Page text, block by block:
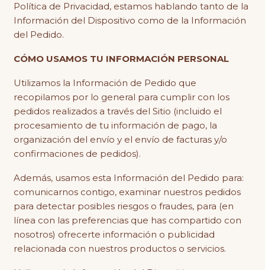
Política de Privacidad, estamos hablando tanto de la
Información del Dispositivo como de la Información
del Pedido.
CÓMO USAMOS TU INFORMACIÓN PERSONAL
Utilizamos la Información de Pedido que
recopilamos por lo general para cumplir con los
pedidos realizados a través del Sitio (incluido el
procesamiento de tu información de pago, la
organización del envío y el envío de facturas y/o
confirmaciones de pedidos).
Además, usamos esta Información del Pedido para:
comunicarnos contigo, examinar nuestros pedidos
para detectar posibles riesgos o fraudes, para (en
línea con las preferencias que has compartido con
nosotros) ofrecerte información o publicidad
relacionada con nuestros productos o servicios.